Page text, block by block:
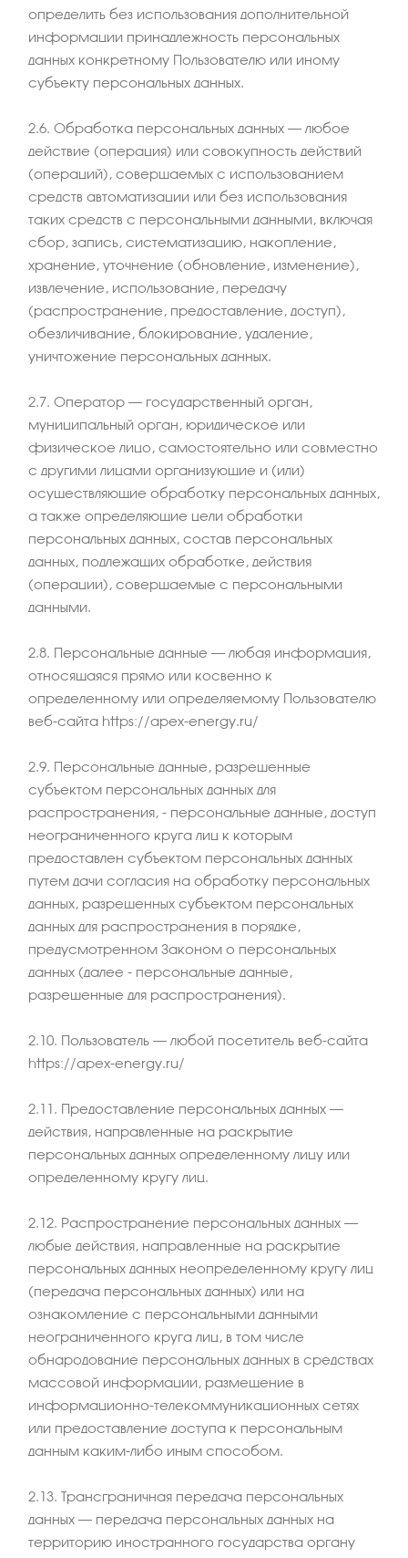
определить без использования дополнительной
информации принадлежность персональных
данных конкретному Пользователю или иному
субъекту персональных данных.
2.6. Обработка персональных данных – любое
действие (операция) или совокупность действий
(операций), совершаемых с использованием
средств автоматизации или без использования
таких средств с персональными данными, включая
сбор, запись, систематизацию, накопление,
хранение, уточнение (обновление, изменение),
извлечение, использование, передачу
(распространение, предоставление, доступ),
обезличивание, блокирование, удаление,
уничтожение персональных данных.
2.7. Оператор – государственный орган,
муниципальный орган, юридическое или
физическое лицо, самостоятельно или совместно
с другими лицами организующие и (или)
осуществляющие обработку персональных данных,
а также определяющие цели обработки
персональных данных, состав персональных
данных, подлежащих обработке, действия
(операции), совершаемые с персональными
данными.
2.8. Персональные данные – любая информация,
относящаяся прямо или косвенно к
определенному или определяемому Пользователю
веб-сайта https://apex-energy.ru/
2.9. Персональные данные, разрешенные
субъектом персональных данных для
распространения, - персональные данные, доступ
неограниченного круга лиц к которым
предоставлен субъектом персональных данных
путем дачи согласия на обработку персональных
данных, разрешенных субъектом персональных
данных для распространения в порядке,
предусмотренном Законом о персональных
данных (далее - персональные данные,
разрешенные для распространения).
2.10. Пользователь – любой посетитель веб-сайта
https://apex-energy.ru/
2.11. Предоставление персональных данных –
действия, направленные на раскрытие
персональных данных определенному лицу или
определенному кругу лиц.
2.12. Распространение персональных данных –
любые действия, направленные на раскрытие
персональных данных неопределенному кругу лиц
(передача персональных данных) или на
ознакомление с персональными данными
неограниченного круга лиц, в том числе
обнародование персональных данных в средствах
массовой информации, размещение в
информационно-телекоммуникационных сетях
или предоставление доступа к персональным
данным каким-либо иным способом.
2.13. Трансграничная передача персональных
данных – передача персональных данных на
территорию иностранного государства органу